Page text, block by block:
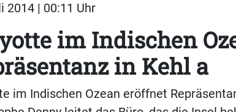
2014 | 00:11 Uhr
im Indischen
in Kehl a
im Indischen Ozean eröffnet